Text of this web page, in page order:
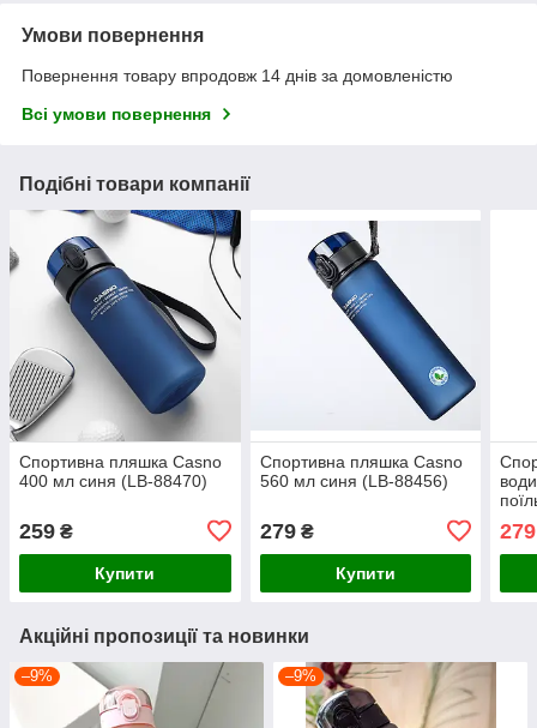
Умови повернення
Повернення товару впродовж 14 днів за домовленістю
Всі умови повернення
Подібні товари компанії
Спортивна пляшка Сasno
400 мл синя (LB-88470)
259 ₴
Купити
Спортивна пляшка Сasno
560 мл синя (LB-88456)
279₴
Купити
(LB-
279
Акційні пропозиції та новинки
–9% –9%